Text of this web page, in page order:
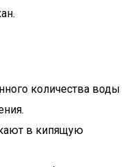
количества воды
в кипящую